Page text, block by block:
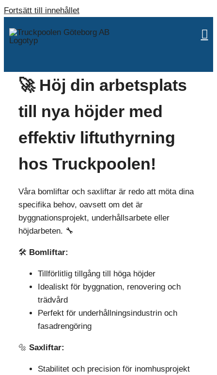
Fortsätt till innehållet
🚀 Höj din arbetsplats
till nya höjder med
effektiv liftuthyrning
hos Truckpoolen!
Våra bomliftar och saxliftar är redo att möta dina
specifika behov, oavsett om det är
byggnationsprojekt, underhållsarbete eller
höjdarbeten. 🔧
🛠️ Bomliftar:
Tillförlitlig tillgång till höga höjder
Idealiskt för byggnation, renovering och
trädvård
Perfekt för underhållningsindustrin och
fasadrengöring
🔩 Saxliftar:
Stabilitet och precision för inomhusprojekt